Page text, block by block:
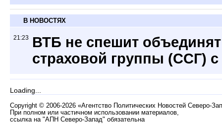
В НОВОСТЯХ
21:23
ВТБ не спешит
страховой группы (ССГ)
Loading...
Copyright © 2006-2026 «Агентство Политических Новостей Северо-
При полном или частичном использовании материалов,
ссылка на "АПН Северо-Запад" обязательна